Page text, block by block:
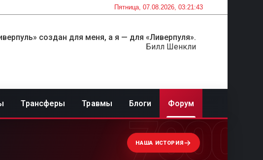
Пятница, 07.08.2026, 03:21:43
создан для меня, а я — для «Ливерпуля».
Билл Шенкли
Трансферы Травмы Блоги Форум
7000
НАША ИСТОРИЯ